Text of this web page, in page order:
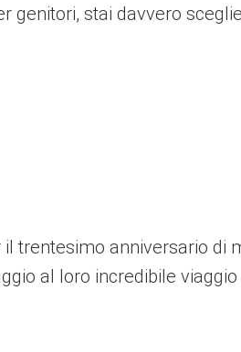
genitori, stai davvero
trentesimo anniversario di
al loro incredibile